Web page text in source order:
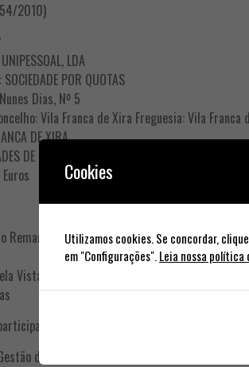
2010)
LDA
POR QUOTAS
Dias, Nº 5
Vila Franca de Xira Freguesia: Vila Franca
DE XIRA
DE RÁDIO, COMUNICAÇÃO SOCIAL.
Remar Portuguesa – Associação de
Vista, Silvosa, Canelas, Penafiel
100%
da Empresa (Gerente): Luís Miguel Jacinto
Cookies
Utilizamos cookies. Se concordar,
em "Configurações".Leia nossa política